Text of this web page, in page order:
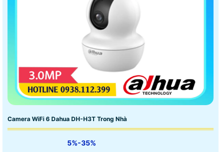
Camera WiFi 6 Dahua DH-H3T Trong Nhà
5%-35%